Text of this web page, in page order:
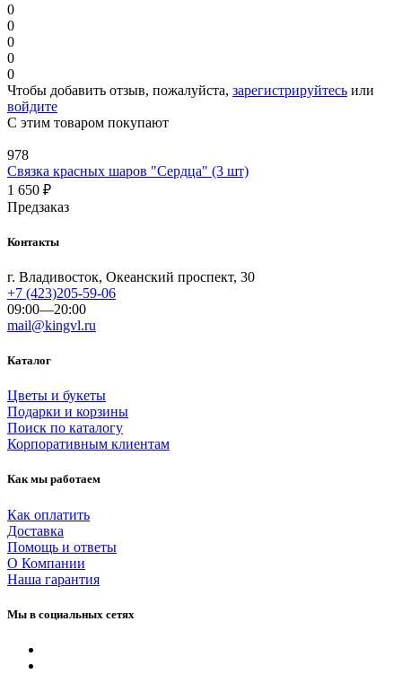
0
0
0
0
0
Чтобы добавить отзыв, пожалуйста, зарегистрируйтесь или
войдите
С этим товаром покупают
978
Связка красных шаров "Сердца" (3 шт)
1 650 ₽
Предзаказ
Контакты
г. Владивосток, Океанский проспект, 30
+7 (423)205-59-06
09:00—20:00
mail@kingvl.ru
Каталог
Цветы и букеты
Подарки и корзины
Поиск по каталогу
Корпоративным клиентам
Как мы работаем
Как оплатить
Доставка
Помощь и ответы
О Компании
Наша гарантия
Мы в социальных сетях